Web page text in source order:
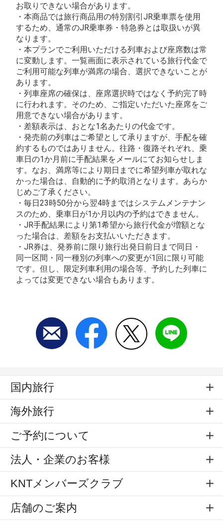
お取りできない場合があります。
・本商品では旅行商品用の特別割引JR乗車票を使用
するため、通常のJR乗車券・特急券とは取扱いが異
なります。
・本プランでご利用いただける列車および座席数は常
に変動します。一覧画面に表示されている旅行代金で
ご利用可能な列車が満席の場合、選択できないことが
あります。
・列車座席の確保は、座席選択時ではなく予約完了時
に行われます。そのため、ご指定いただいた座席をご
用意できない場合があります。
・差額表示は、おとな1名あたりの代金です。
・発売前の列車はご希望として承りますが、手配を確
約するものではありません。往路・復路それぞれ、乗
車日の1か月前に手配結果をメールにてお知らせしま
す。なお、満席等により期日までに希望列車が取れな
かった場合は、自動的に予約取消となります。あらか
じめご了承ください。
・毎日23時50分から翌4時まではシステムメンテナン
スのため、乗車日が1か月以内の予約はできません。
・JR手配結果により第1希望から旅行代金が増額とな
った場合は、差額をお支払いいただきます。
・JR券は、発券前に限り旅行出発日前日まで同日・
同一区間・同一種別の列車への変更が1回に限り可能
です。但し、限定列車利用の場合等、予約した列車に
よっては変更できない場合もあります。
国内旅行
海外旅行
ご予約について
法人・企業のお客様
KNTメンバーズクラブ
店舗のご案内